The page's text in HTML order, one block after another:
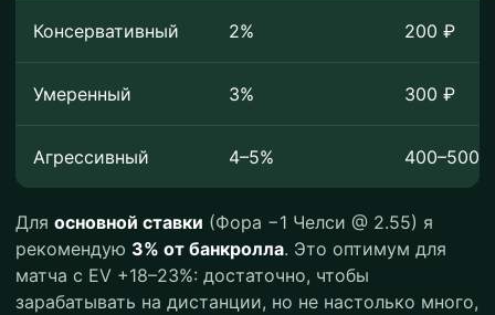
Консервативный 2% 200 ₽
Умеренный 3% 300 ₽
Агрессивный 4–5% 400–500
Дляосновной ставки (Фора −1 Челси @ 2.55) я
рекомендую 3% от банкролла. Это оптимум для
матча с EV +18–23%: достаточно, чтобы
зарабатывать на дистанции, но не настолько много,